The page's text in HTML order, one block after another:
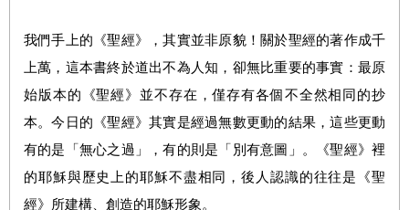
我們手上的《聖經》，其實並非原貌！關於聖經的著作成千
上萬，這本書終於道出不為人知，卻無比重要的事實：最原
始版本的《聖經》並不存在，僅存有各個不全然相同的抄
本。今日的《聖經》其實是經過無數更動的結果，這些更動
有的是「無心之過」，有的則是「別有意圖」。《聖經》裡
的耶穌與歷史上的耶穌不盡相同，後人認識的往往是《聖
經》所建構、創造的耶穌形象。